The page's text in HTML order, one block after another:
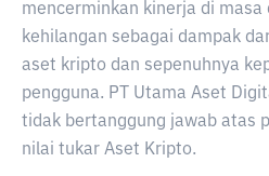
mencerminkan kinerja di masa
kehilangan sebagai dampak
aset kripto dan sepenuhnya
pengguna. PT Utama Aset
tidak bertanggung jawab atas
nilai tukar Aset Kripto.